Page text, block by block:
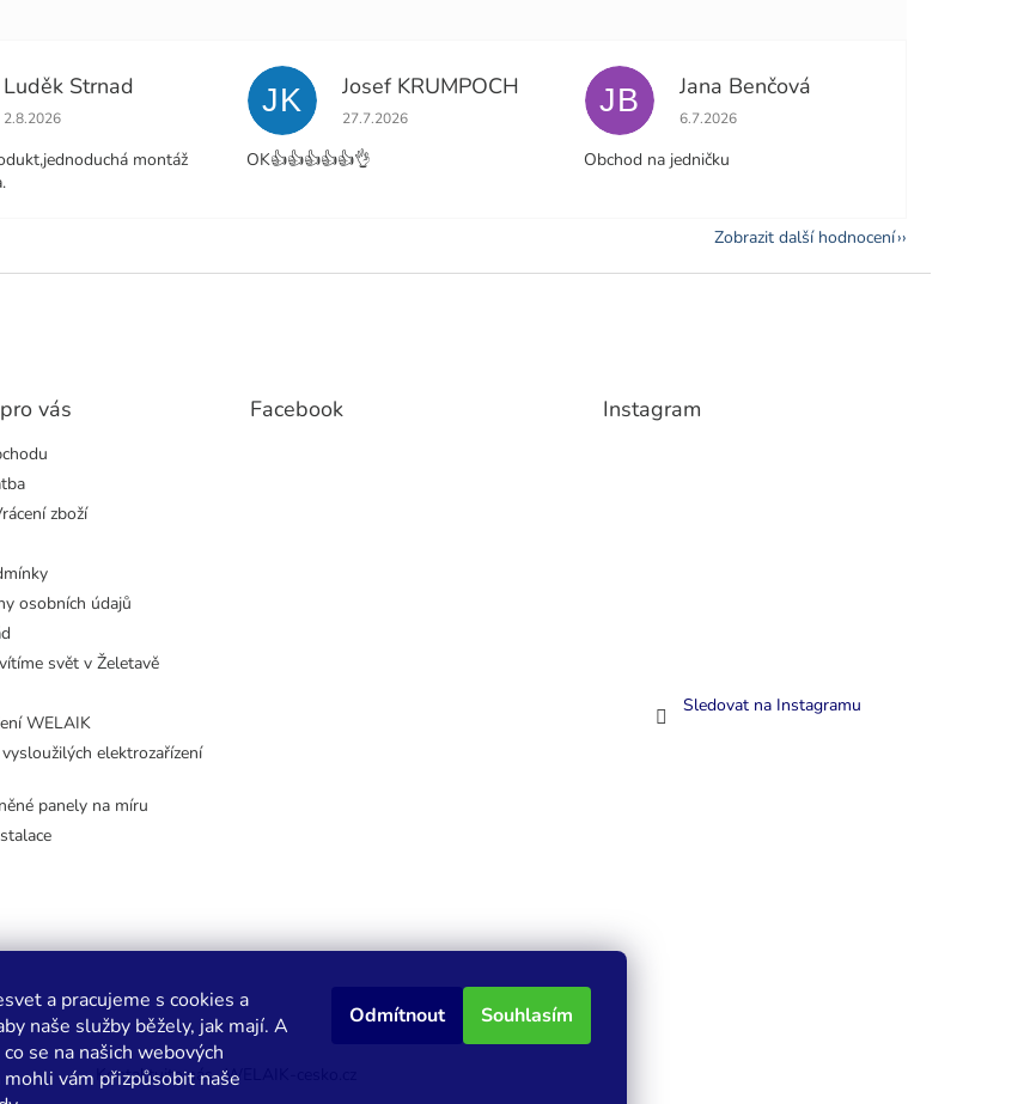
a pracujeme s cookies a
naše služby běžely, jak mají. A
se na našich webových
mohli vám přizpůsobit naše
Odmítnout Souhlasím
Luděk Strnad
Hodnocení obchodu je 5 z 5 hvězdiček.
2.8.2026
montáž
JK Josef KRUMPOCH
Hodnocení obchodu je 5 z 5 hvězdiček.
27.7.2026
OK👍👍👍👍👍👌
JB Jana Benčová
Hodnocení obchodu je 5 z 5 hvězdiček.
6.7.2026
Obchod na jedničku
Zobrazit další hodnocení
vás
zboží
osobních údajů
svět v Želetavě
WELAIK
elektrozařízení
panely na míru
Facebook Instagram
Sledovat na Instagramu
Kontaktujte nás WELAIK-cesko.cz